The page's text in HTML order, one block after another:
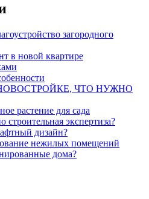
загородного
в новой квартире
ЧТО НУЖНО
растение для сада
строительная экспертиза?
дизайн?
нежилых помещений
дома?